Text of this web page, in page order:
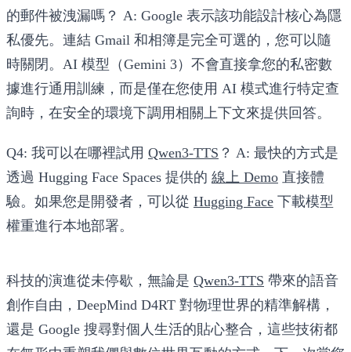
的郵件被洩漏嗎？ A: Google 表示該功能設計核心為隱
私優先。連結 Gmail 和相簿是完全可選的，您可以隨
時關閉。AI 模型（Gemini 3）不會直接拿您的私密數
據進行通用訓練，而是僅在您使用 AI 模式進行特定查
詢時，在安全的環境下調用相關上下文來提供回答。
Q4: 我可以在哪裡試用 Qwen3-TTS ？ A: 最快的方式是
透過 Hugging Face Spaces 提供的 線上 Demo 直接體
驗。如果您是開發者，可以從 Hugging Face 下載模型
權重進行本地部署。
科技的演進從未停歇，無論是 Qwen3-TTS 帶來的語音
創作自由，DeepMind D4RT 對物理世界的精準解構，
還是 Google 搜尋對個人生活的貼心整合，這些技術都